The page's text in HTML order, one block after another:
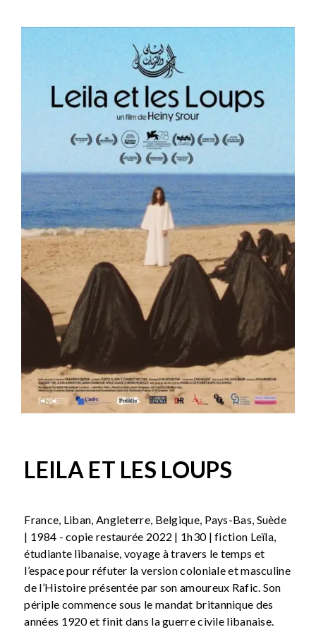
LEILA ET LES LOUPS
France, Liban, Angleterre, Belgique, Pays-Bas, Suède
| 1984 - copie restaurée 2022 | 1h30 | fiction Leïla,
étudiante libanaise, voyage à travers le temps et
l’espace pour réfuter la version coloniale et masculine
de l’Histoire présentée par son amoureux Rafic. Son
périple commence sous le mandat britannique des
années 1920 et finit dans la guerre civile libanaise.